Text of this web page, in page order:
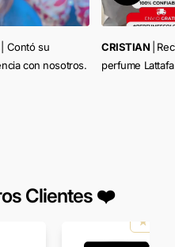
| Contó su
con nosotros.
CRISTIAN
perfume
Clientes ❤️